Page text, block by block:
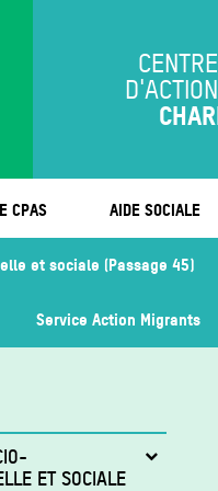
CPAS AIDE SOCIALE
et sociale (Passage 45)
Service Action Migrants
ET SOCIALE